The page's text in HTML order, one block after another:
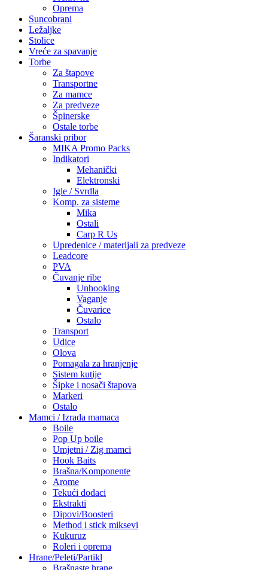
Oprema
Suncobrani
Ležaljke
Stolice
Vreće za spavanje
Torbe
Za štapove
Transportne
Za mamce
Za predveze
Špinerske
Ostale torbe
Šaranski pribor
MIKA Promo Packs
Indikatori
Mehanički
Elektronski
Igle / Svrdla
Komp. za sisteme
Mika
Ostali
Carp R Us
Upredenice / materijali za predveze
Leadcore
PVA
Čuvanje ribe
Unhooking
Vaganje
Čuvarice
Ostalo
Transport
Udice
Olova
Pomagala za hranjenje
Sistem kutije
Šipke i nosači štapova
Markeri
Ostalo
Mamci / Izrada mamaca
Boile
Pop Up boile
Umjetni / Zig mamci
Hook Baits
Brašna/Komponente
Arome
Tekući dodaci
Ekstrakti
Dipovi/Boosteri
Method i stick miksevi
Kukuruz
Roleri i oprema
Hrane/Peleti/Partikl
Brašnaste hrane